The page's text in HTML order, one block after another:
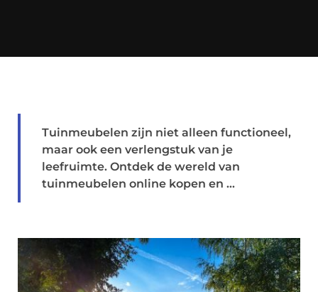
Tuinmeubelen zijn niet alleen functioneel,
maar ook een verlengstuk van je
leefruimte. Ontdek de wereld van
tuinmeubelen online kopen en ...